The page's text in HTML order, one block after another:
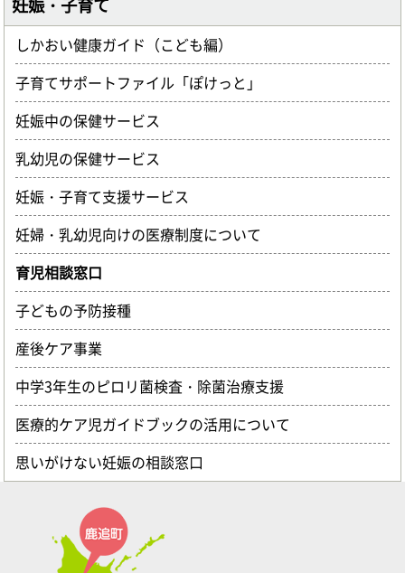
妊娠・子育て
しかおい健康ガイド（こども編）
子育てサポートファイル「ぽけっと」
妊娠中の保健サービス
乳幼児の保健サービス
妊娠・子育て支援サービス
妊婦・乳幼児向けの医療制度について
育児相談窓口
子どもの予防接種
産後ケア事業
中学3年生のピロリ菌検査・除菌治療支援
医療的ケア児ガイドブックの活用について
思いがけない妊娠の相談窓口